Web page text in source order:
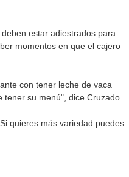
estar adiestrados para
momentos en que el cajero
con tener leche de vaca
su menú", dice Cruzado.
quieres más variedad puedes